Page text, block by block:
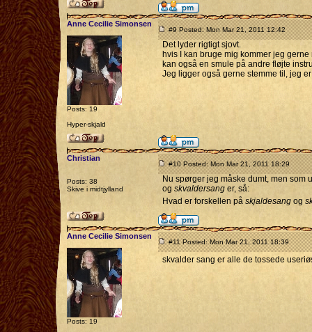
Anne Cecilie Simonsen
Posts: 19
Hyper-skjald
#9 Posted: Mon Mar 21, 2011 12:42
Det lyder rigtigt sjovt.
hvis I kan bruge mig kommer jeg
kan også en smule på andre fløjte
Jeg ligger også gerne stemme til, jeg
Christian
Posts: 38
Skive i midtjylland
#10 Posted: Mon Mar 21, 2011 18:29
Nu spørger jeg måske dumt, men
og skvaldersang er, så:
Hvad er forskellen på skjaldesang og
Anne Cecilie Simonsen
Posts: 19
#11 Posted: Mon Mar 21, 2011 18:39
skvalder sang er alle de tossede